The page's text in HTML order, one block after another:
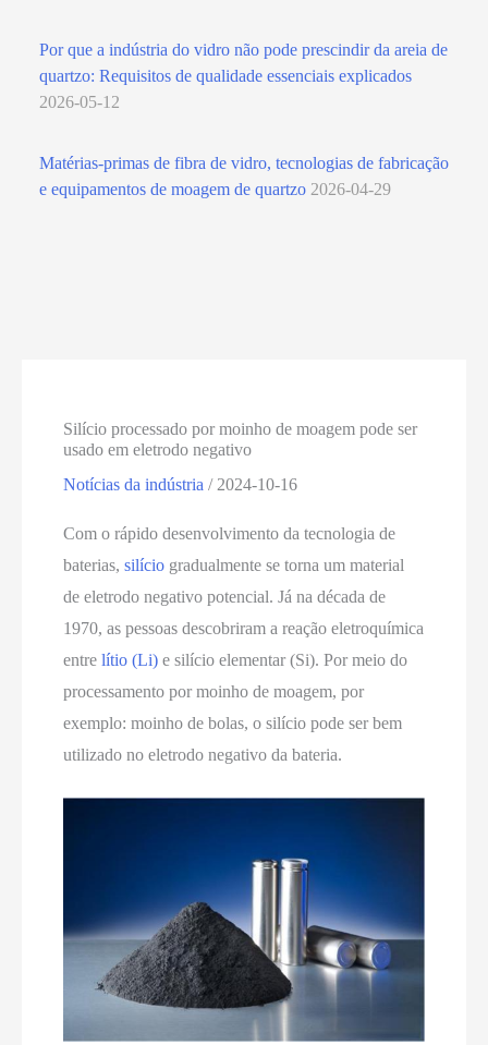
Por que a indústria do vidro não pode prescindir da areia de
quartzo: Requisitos de qualidade essenciais explicados
2026-05-12
Matérias-primas de fibra de vidro, tecnologias de fabricação
e equipamentos de moagem de quartzo 2026-04-29
Silício processado por moinho de moagem pode ser
usado em eletrodo negativo
Notícias da indústria / 2024-10-16
Com o rápido desenvolvimento da tecnologia de
baterias,silício gradualmente se torna um material
de eletrodo negativo potencial. Já na década de
1970, as pessoas descobriram a reação eletroquímica
entre lítio (Li) e silício elementar (Si). Por meio do
processamento por moinho de moagem, por
exemplo: moinho de bolas, o silício pode ser bem
utilizado no eletrodo negativo da bateria.